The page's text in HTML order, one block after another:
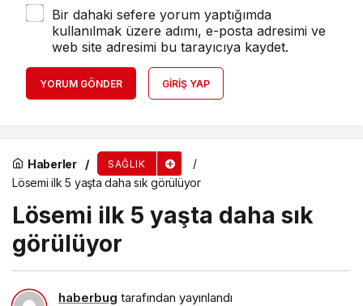
Bir dahaki sefere yorum yaptığımda
kullanılmak üzere adımı, e-posta adresimi ve
web site adresimi bu tarayıcıya kaydet.
YORUM GÖNDER GIRIŞ YAP
Haberler SAĞLIK
Lösemi ilk 5 yaşta daha sık görülüyor
Lösemi ilk 5 yaşta daha sık
görülüyor
haberbug tarafından yayınlandı